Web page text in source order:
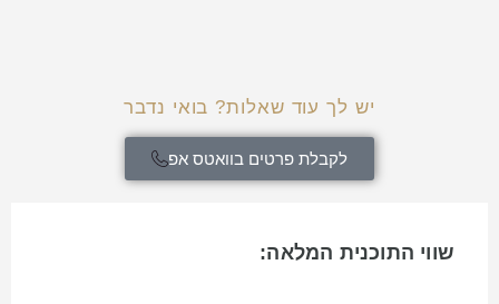
יש לך עוד שאלות? בואי נדבר
לקבלת פרטים בוואטס אפ
שווי התוכנית המלאה: